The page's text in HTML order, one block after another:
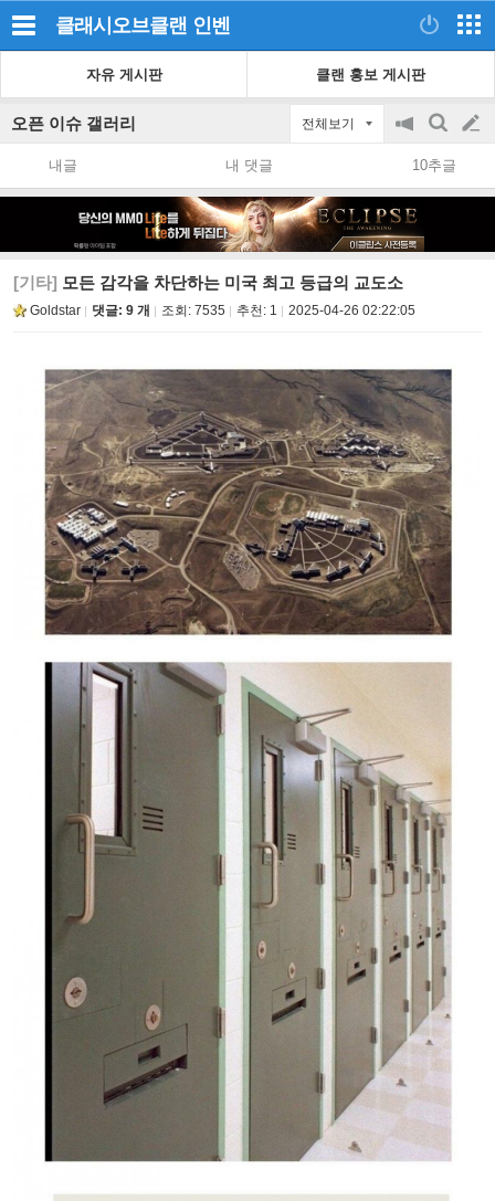
클래시오브클랜 인벤
자유 게시판 클랜 홍보 게시판
오픈 이슈 갤러리 전체보기
공
지
on/off
검
색
글
쓰
내글 내 댓글 10추글
[기타] 모든 감각을 차단하는 미국 최고 등급의 교도소
Goldstar 댓글: 9 개 조회: 7535 추천: 1 2025-04-26 02:22:05